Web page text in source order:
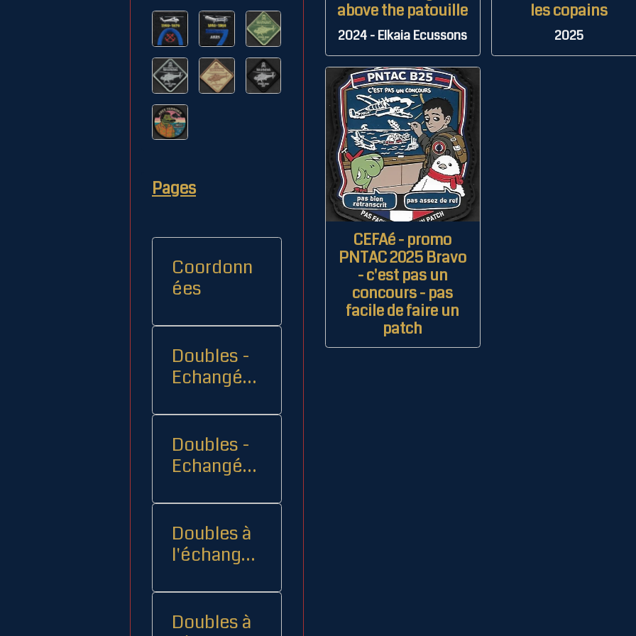
above the patouille
2024 - Elkaia Ecussons
les copains
2025
CEFAé - promo
PNTAC 2025 Bravo
- c'est pas un
concours - pas
facile de faire un
patch
Pages
Coordonn
ées
Doubles -
Echangés 1
Doubles -
Echangés
Doubles à
l'échange
Doubles à